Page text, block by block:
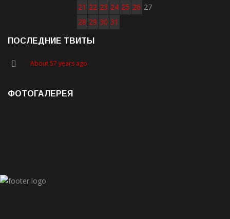
21 22 23 24 25 26 27
28 29 30 31
ПОСЛЕДНИЕ ТВИТЫ
About 57 years ago
ФОТОГАЛЕРЕЯ